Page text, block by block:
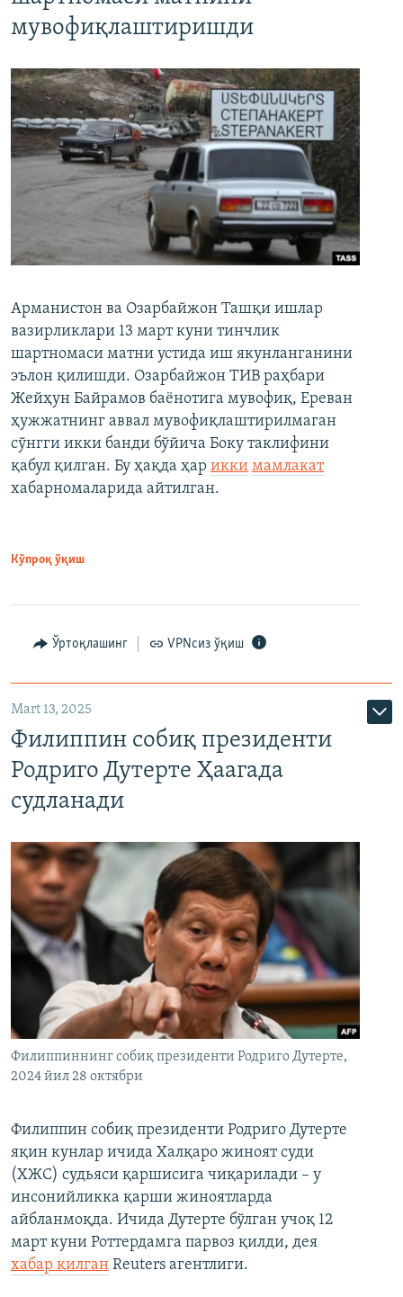
мувофиқлаштиришди
Арманистон ва Озарбайжон Ташқи ишлар
вазирликлари 13 март куни тинчлик
шартномаси матни устида иш якунланганини
эълон қилишди. Озарбайжон ТИВ раҳбари
Жейҳун Байрамов баёнотига мувофиқ, Ереван
ҳужжатнинг аввал мувофиқлаштирилмаган
сўнгги икки банди бўйича Боку таклифини
қабул қилган. Бу ҳақда ҳар икки мамлакат
хабарномаларида айтилган.
Кўпроқ ўқиш
Ўртоқлашинг VPNсиз ўқиш
Mart 13, 2025
Филиппин собиқ президенти
Родриго Дутерте Ҳаагада
судланади
Филиппиннинг собиқ президенти Родриго Дутерте,
2024 йил 28 октябри
Филиппин собиқ президенти Родриго Дутерте
яқин кунлар ичида Халқаро жиноят суди
(ХЖС) судьяси қаршисига чиқарилади – у
инсонийликка қарши жиноятларда
айбланмоқда. Ичида Дутерте бўлган учоқ 12
март куни Роттердамга парвоз қилди, дея
хабар қилган Reuters агентлиги.